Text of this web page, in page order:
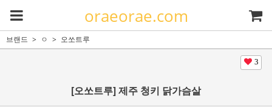
oraeorae.com
브랜드 ㅇ 오쏘트루
3
[오쏘트루] 제주 청키 닭가슴살